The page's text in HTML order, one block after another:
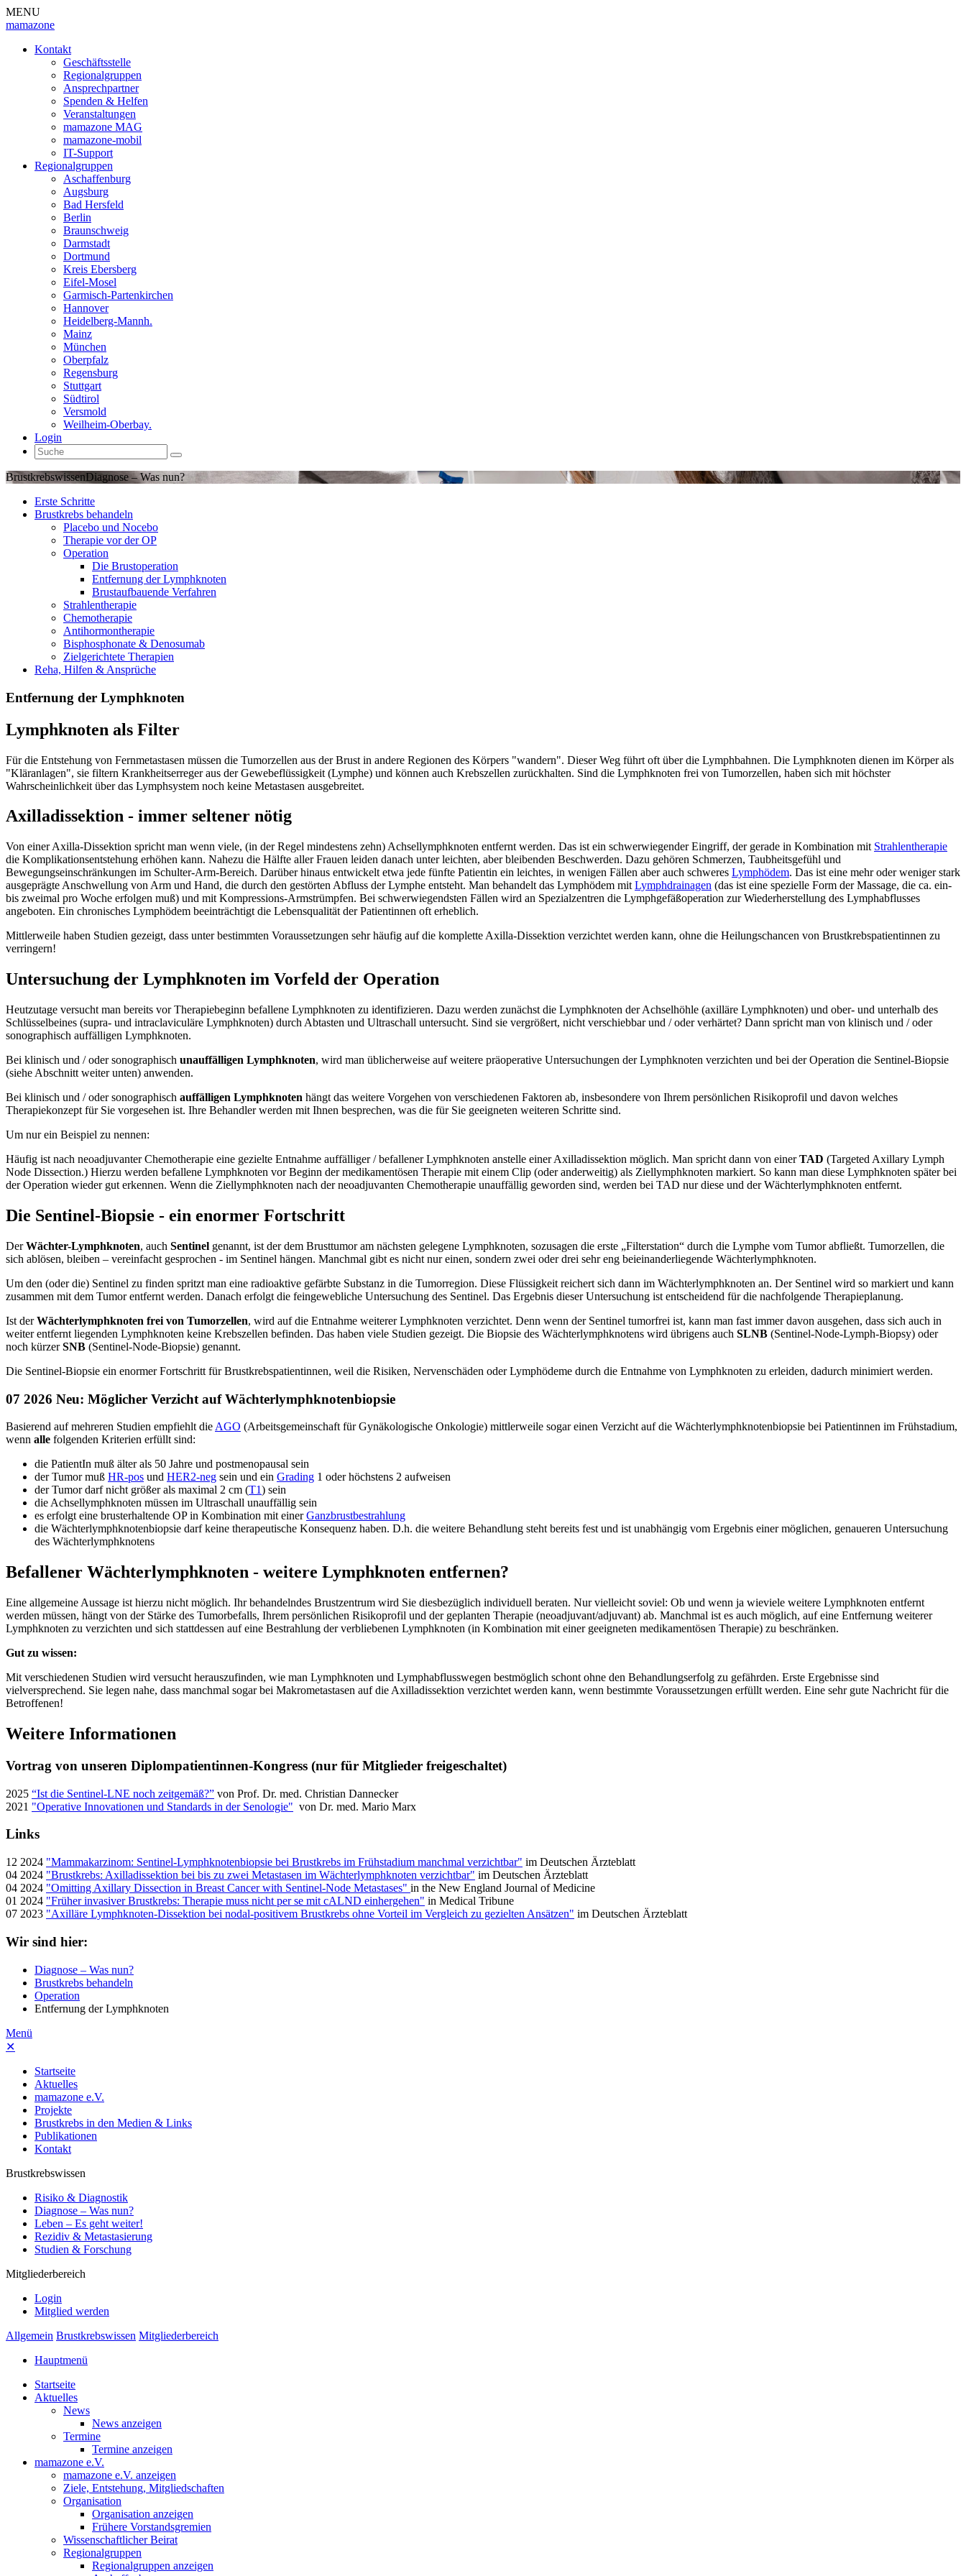
MENU
mamazone
Kontakt
Geschäftsstelle
Regionalgruppen
Ansprechpartner
Spenden & Helfen
Veranstaltungen
mamazone MAG
mamazone-mobil
IT-Support
Regionalgruppen
Aschaffenburg
Augsburg
Bad Hersfeld
Berlin
Braunschweig
Darmstadt
Dortmund
Kreis Ebersberg
Eifel-Mosel
Garmisch-Partenkirchen
Hannover
Heidelberg-Mannh.
Mainz
München
Oberpfalz
Regensburg
Stuttgart
Südtirol
Versmold
Weilheim-Oberbay.
Login
BrustkrebswissenDiagnose – Was nun?
Erste Schritte
Brustkrebs behandeln
Placebo und Nocebo
Therapie vor der OP
Operation
Die Brustoperation
Entfernung der Lymphknoten
Brustaufbauende Verfahren
Strahlentherapie
Chemotherapie
Antihormontherapie
Bisphosphonate & Denosumab
Zielgerichtete Therapien
Reha, Hilfen & Ansprüche
Entfernung der Lymphknoten
Lymphknoten als Filter
Für die Entstehung von Fernmetastasen müssen die Tumorzellen aus der Brust in andere Regionen des Körpers "wandern". Dieser Weg führt oft über die Lymphbahnen. Die Lymphknoten dienen im Körper als
"Kläranlagen", sie filtern Krankheitserreger aus der Gewebeflüssigkeit (Lymphe) und können auch Krebszellen zurückhalten. Sind die Lymphknoten frei von Tumorzellen, haben sich mit höchster
Wahrscheinlichkeit über das Lymphsystem noch keine Metastasen ausgebreitet.
Axilladissektion - immer seltener nötig
Von einer Axilla-Dissektion spricht man wenn viele, (in der Regel mindestens zehn) Achsellymphknoten entfernt werden. Das ist ein schwerwiegender Eingriff, der gerade in Kombination mit Strahlentherapie
die Komplikationsentstehung erhöhen kann. Nahezu die Hälfte aller Frauen leiden danach unter leichten, aber bleibenden Beschwerden. Dazu gehören Schmerzen, Taubheitsgefühl und
Bewegungseinschränkungen im Schulter-Arm-Bereich. Darüber hinaus entwickelt etwa jede fünfte Patientin ein leichtes, in wenigen Fällen aber auch schweres Lymphödem. Das ist eine mehr oder weniger stark
ausgeprägte Anschwellung von Arm und Hand, die durch den gestörten Abfluss der Lymphe entsteht. Man behandelt das Lymphödem mit Lymphdrainagen (das ist eine spezielle Form der Massage, die ca. ein-
bis zweimal pro Woche erfolgen muß) und mit Kompressions-Armstrümpfen. Bei schwerwiegendsten Fällen wird an Spezialzentren die Lymphgefäßoperation zur Wiederherstellung des Lymphabflusses
angeboten. Ein chronisches Lymphödem beeinträchtigt die Lebensqualität der Patientinnen oft erheblich.
Mittlerweile haben Studien gezeigt, dass unter bestimmten Voraussetzungen sehr häufig auf die komplette Axilla-Dissektion verzichtet werden kann, ohne die Heilungschancen von Brustkrebspatientinnen zu
verringern!
Untersuchung der Lymphknoten im Vorfeld der Operation
Heutzutage versucht man bereits vor Therapiebeginn befallene Lymphknoten zu identifizieren. Dazu werden zunächst die Lymphknoten der Achselhöhle (axilläre Lymphknoten) und ober- und unterhalb des
Schlüsselbeines (supra- und intraclaviculäre Lymphknoten) durch Abtasten und Ultraschall untersucht. Sind sie vergrößert, nicht verschiebbar und / oder verhärtet? Dann spricht man von klinisch und / oder
sonographisch auffälligen Lymphknoten.
Bei klinisch und / oder sonographisch unauffälligen Lymphknoten, wird man üblicherweise auf weitere präoperative Untersuchungen der Lymphknoten verzichten und bei der Operation die Sentinel-Biopsie
(siehe Abschnitt weiter unten) anwenden.
Bei klinisch und / oder sonographisch auffälligen Lymphknoten hängt das weitere Vorgehen von verschiedenen Faktoren ab, insbesondere von Ihrem persönlichen Risikoprofil und davon welches
Therapiekonzept für Sie vorgesehen ist. Ihre Behandler werden mit Ihnen besprechen, was die für Sie geeigneten weiteren Schritte sind.
Um nur ein Beispiel zu nennen:
Häufig ist nach neoadjuvanter Chemotherapie eine gezielte Entnahme auffälliger / befallener Lymphknoten anstelle einer Axilladissektion möglich. Man spricht dann von einerTAD (Targeted Axillary Lymph
Node Dissection.) Hierzu werden befallene Lymphknoten vor Beginn der medikamentösen Therapie mit einem Clip (oder anderweitig) als Ziellymphknoten markiert. So kann man diese Lymphknoten später bei
der Operation wieder gut erkennen. Wenn die Ziellymphknoten nach der neoadjuvanten Chemotherapie unauffällig geworden sind, werden bei TAD nur diese und der Wächterlymphknoten entfernt.
Die Sentinel-Biopsie - ein enormer Fortschritt
DerWächter-Lymphknoten, auch Sentinel genannt, ist der dem Brusttumor am nächsten gelegene Lymphknoten, sozusagen die erste „Filterstation“ durch die Lymphe vom Tumor abfließt. Tumorzellen, die
sich ablösen, bleiben – vereinfacht gesprochen - im Sentinel hängen. Manchmal gibt es nicht nur einen, sondern zwei oder drei sehr eng beieinanderliegende Wächterlymphknoten.
Um den (oder die) Sentinel zu finden spritzt man eine radioaktive gefärbte Substanz in die Tumorregion. Diese Flüssigkeit reichert sich dann im Wächterlymphknoten an. Der Sentinel wird so markiert und kann
zusammen mit dem Tumor entfernt werden. Danach erfolgt die feingewebliche Untersuchung des Sentinel. Das Ergebnis dieser Untersuchung ist entscheidend für die nachfolgende Therapieplanung.
Ist derWächterlymphknoten frei von Tumorzellen, wird auf die Entnahme weiterer Lymphknoten verzichtet. Denn wenn der Sentinel tumorfrei ist, kann man fast immer davon ausgehen, dass sich auch in
weiter entfernt liegenden Lymphknoten keine Krebszellen befinden. Das haben viele Studien gezeigt. Die Biopsie des Wächterlymphknotens wird übrigens auch SLNB (Sentinel-Node-Lymph-Biopsy) oder
noch kürzerSNB (Sentinel-Node-Biopsie) genannt.
Die Sentinel-Biopsie ein enormer Fortschritt für Brustkrebspatientinnen, weil die Risiken, Nervenschäden oder Lymphödeme durch die Entnahme von Lymphknoten zu erleiden, dadurch minimiert werden.
07 2026 Neu: Möglicher Verzicht auf Wächterlymphknotenbiopsie
Basierend auf mehreren Studien empfiehlt dieAGO (Arbeitsgemeinschaft für Gynäkologische Onkologie) mittlerweile sogar einen Verzicht auf die Wächterlymphknotenbiopsie bei Patientinnen im Frühstadium,
wenn alle folgenden Kriterien erfüllt sind:
die PatientIn muß älter als 50 Jahre und postmenopausal sein
der Tumor muß HR-pos und HER2-neg sein und ein Grading 1 oder höchstens 2 aufweisen
der Tumor darf nicht größer als maximal 2 cm (T1) sein
die Achsellymphknoten müssen im Ultraschall unauffällig sein
es erfolgt eine brusterhaltende OP in Kombination mit einerGanzbrustbestrahlung
die Wächterlymphknotenbiopsie darf keine therapeutische Konsequenz haben. D.h. die weitere Behandlung steht bereits fest und ist unabhängig vom Ergebnis einer möglichen, genaueren Untersuchung
des Wächterlymphknotens
Befallener Wächterlymphknoten - weitere Lymphknoten entfernen?
Eine allgemeine Aussage ist hierzu nicht möglich. Ihr behandelndes Brustzentrum wird Sie diesbezüglich individuell beraten. Nur vielleicht soviel: Ob und wenn ja wieviele weitere Lymphknoten entfernt
werden müssen, hängt von der Stärke des Tumorbefalls, Ihrem persönlichen Risikoprofil und der geplanten Therapie (neoadjuvant/adjuvant) ab. Manchmal ist es auch möglich, auf eine Entfernung weiterer
Lymphknoten zu verzichten und sich stattdessen auf eine Bestrahlung der verbliebenen Lymphknoten (in Kombination mit einer geeigneten medikamentösen Therapie) zu beschränken.
Gut zu wissen:
Mit verschiedenen Studien wird versucht herauszufinden, wie man Lymphknoten und Lymphabflusswegen bestmöglich schont ohne den Behandlungserfolg zu gefährden. Erste Ergebnisse sind
vielversprechend. Sie legen nahe, dass manchmal sogar bei Makrometastasen auf die Axilladissektion verzichtet werden kann, wenn bestimmte Voraussetzungen erfüllt werden. Eine sehr gute Nachricht für die
Betroffenen!
Weitere Informationen
Vortrag von unseren Diplompatientinnen-Kongress (nur für Mitglieder freigeschaltet)
2025 “Ist die Sentinel-LNE noch zeitgemäß?” von Prof. Dr. med. Christian Dannecker
2021 "Operative Innovationen und Standards in der Senologie" von Dr. med. Mario Marx
Links
12 2024 "Mammakarzinom: Sentinel-Lymphknoten­biopsie bei Brustkrebs im Frühstadium manchmal verzichtbar" im Deutschen Ärzteblatt
04 2024 "Brustkrebs: Axilladissektion bei bis zu zwei Metastasen im Wächterlymphknoten verzichtbar" im Deutschen Ärzteblatt
04 2024 "Omitting Axillary Dissection in Breast Cancer with Sentinel-Node Metastases" in the New England Journal of Medicine
01 2024 "Früher invasiver Brustkrebs: Therapie muss nicht per se mit cALND einhergehen" in Medical Tribune
07 2023 "Axilläre Lymphknoten-Dis­sektion bei nodal-positivem Brustkrebs ohne Vorteil im Vergleich zu gezielten Ansätzen" im Deutschen Ärzteblatt
Wir sind hier:
Diagnose – Was nun?
Brustkrebs behandeln
Operation
Entfernung der Lymphknoten
Menü
✕
Startseite
Aktuelles
mamazone e.V.
Projekte
Brustkrebs in den Medien & Links
Publikationen
Kontakt
Brustkrebswissen
Risiko & Diagnostik
Diagnose – Was nun?
Leben – Es geht weiter!
Rezidiv & Metastasierung
Studien & Forschung
Mitgliederbereich
Login
Mitglied werden
Allgemein Brustkrebswissen Mitgliederbereich
Hauptmenü
Startseite
Aktuelles
News
News anzeigen
Termine
Termine anzeigen
mamazone e.V.
mamazone e.V. anzeigen
Ziele, Entstehung, Mitgliedschaften
Organisation
Organisation anzeigen
Frühere Vorstandsgremien
Wissenschaftlicher Beirat
Regionalgruppen
Regionalgruppen anzeigen